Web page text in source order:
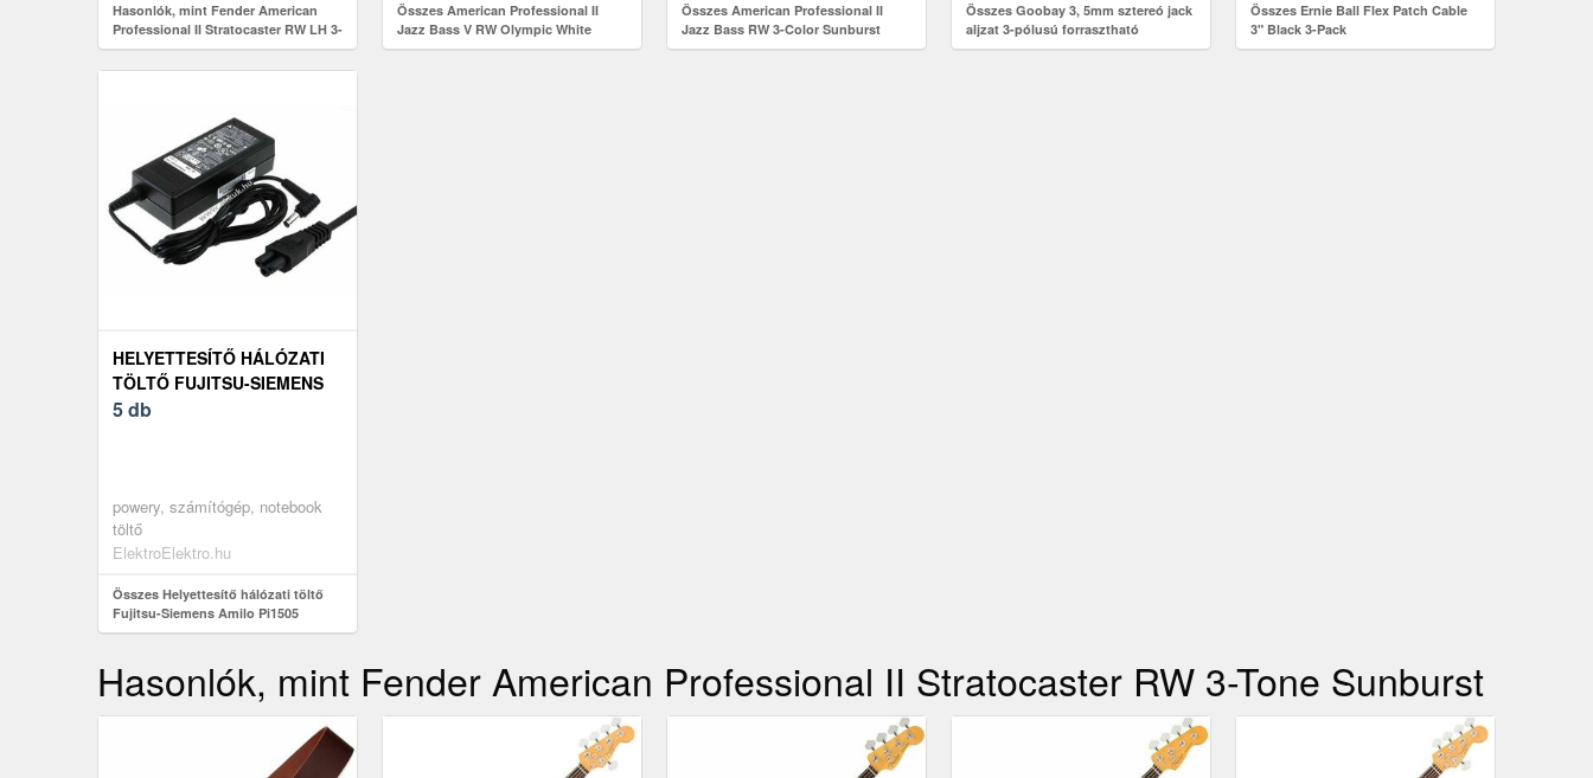
Hasonlók, mint Fender American
Professional II Stratocaster RW LH 3-
Tone Sunburst Elektromos gitár
típusú basszusgitárok, white
Összes American Professional II
Jazz Bass V RW Olympic White
típusú basszusgitárok, burst
Összes American Professional II
Jazz Bass RW 3-Color Sunburst
Összes Goobay 3, 5mm sztereó jack
aljzat 3-pólusú forrasztható
Összes Ernie Ball Flex Patch Cable
3" Black 3-Pack
HELYETTESÍTŐ HÁLÓZATI
TÖLTŐ FUJITSU-SIEMENS
AMILO PI1505 20V/65W (3,
5 db
powery, számítógép, notebook
töltő
ElektroElektro.hu
Összes Helyettesítő hálózati töltő
Fujitsu-Siemens Amilo Pi1505
20V/65W (3, 25A)
Hasonlók, mint Fender American Professional II Stratocaster RW 3-Tone Sunburst